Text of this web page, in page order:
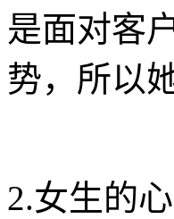
是面对客
势，所以
2.女生的